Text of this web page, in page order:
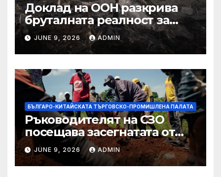
Доклад на ООН разкрива
бруталната реалност за
палестинците в Газа,
Западния бряг
JUNE 9, 2026 ADMIN
БЪЛГАРО-КИТАЙСКАТА ТЪРГОВСКО-ПРОМИШЛЕНА ПАЛАТА
Ръководителят на СЗО
посещава засегнатата от
Ебола Уганда, след като
вирусът се разпространява
от ДРК
JUNE 9, 2026 ADMIN